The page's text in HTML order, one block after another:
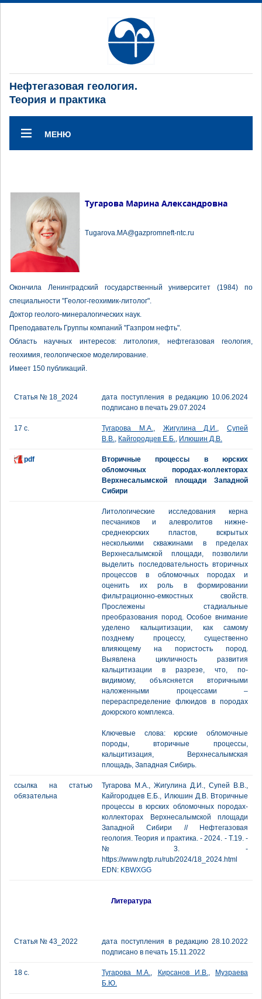
Нефтегазовая геология.
Теория и практика
МЕНЮ
Тугарова Марина Александровна
Tugarova.MA@gazpromneft-ntc.ru
Окончила Ленинградский государственный университет (1984) по
специальности "Геолог-геохимик-литолог".
Доктор геолого-минералогических наук.
Преподаватель Группы компаний "Газпром нефть".
Область научных интересов: литология, нефтегазовая геология,
геохимия, геологическое моделирование.
Имеет 150 публикаций.
Статья № 18_2024
дата поступления в редакцию 10.06.2024
подписано в печать 29.07.2024
17 с. Тугарова М.А., Жигулина Д.И., Супей
В.В., Кайгородцев Е.Б., Илюшин Д.В.
pdf
Вторичные процессы в юрских
обломочных породах-коллекторах
Верхнесалымской площади Западной
Сибири
Литологические исследования керна
песчаников и алевролитов нижне-
среднеюрских пластов, вскрытых
несколькими скважинами в пределах
Верхнесалымской площади, позволили
выделить последовательность вторичных
процессов в обломочных породах и
оценить их роль в формировании
фильтрационно-емкостных свойств.
Прослежены стадиальные
преобразования пород. Особое внимание
уделено кальцитизации, как самому
позднему процессу, существенно
влияющему на пористость пород.
Выявлена цикличность развития
кальцитизации в разрезе, что, по-
видимому, объясняется вторичными
наложенными процессами –
перераспределение флюидов в породах
доюрского комплекса.
Ключевые слова: юрские обломочные
породы, вторичные процессы,
кальцитизация, Верхнесалымская
площадь, Западная Сибирь.
ссылка на статью
обязательна
Тугарова М.А., Жигулина Д.И., Супей В.В.,
Кайгородцев Е.Б., Илюшин Д.В. Вторичные
процессы в юрских обломочных породах-
коллекторах Верхнесалымской площади
Западной Сибири // Нефтегазовая
геология. Теория и практика. - 2024. - Т.19. -
№3. -
https://www.ngtp.ru/rub/2024/18_2024.html
EDN: KBWXGG
Литература
Статья № 43_2022
дата поступления в редакцию 28.10.2022
подписано в печать 15.11.2022
18 с. Тугарова М.А., Кирсанов И.В.,
Музраева
Б.Ю.